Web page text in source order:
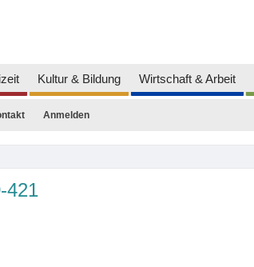
Kultur & Bildung Wirtschaft & Arbeit
Anmelden
421